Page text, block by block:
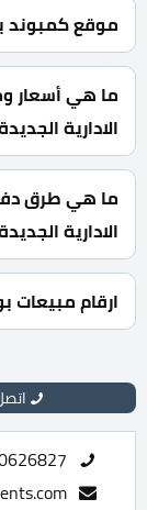
Developments.
موقع كمبوند
كمبوند بوكا
السكني السابع R7 بالقطعة B2 في المنطقة المستثمرين.
ما هي أسعار
الادارية
تبدأ من 5,450,000 جنية.
ما هي طرق
الادارية
10% مقدم
بالتساوي على 6 سنوات فقط.
ارقام مبيعات
للحجز والاستعلام